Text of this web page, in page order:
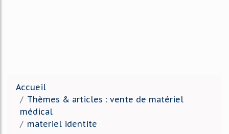
Accueil
Thèmes & articles : vente de matériel
médical
materiel identite